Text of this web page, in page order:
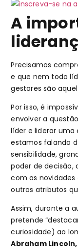
A
Precisamos
e que nem todo
gestores são
Por isso, é
envolver a
líder e liderar uma
estamos falando
sensibilidade,
poder de decisão,
com as
outros atributos
Assim, durante a
pretende
curiosidade) ao
Abraham